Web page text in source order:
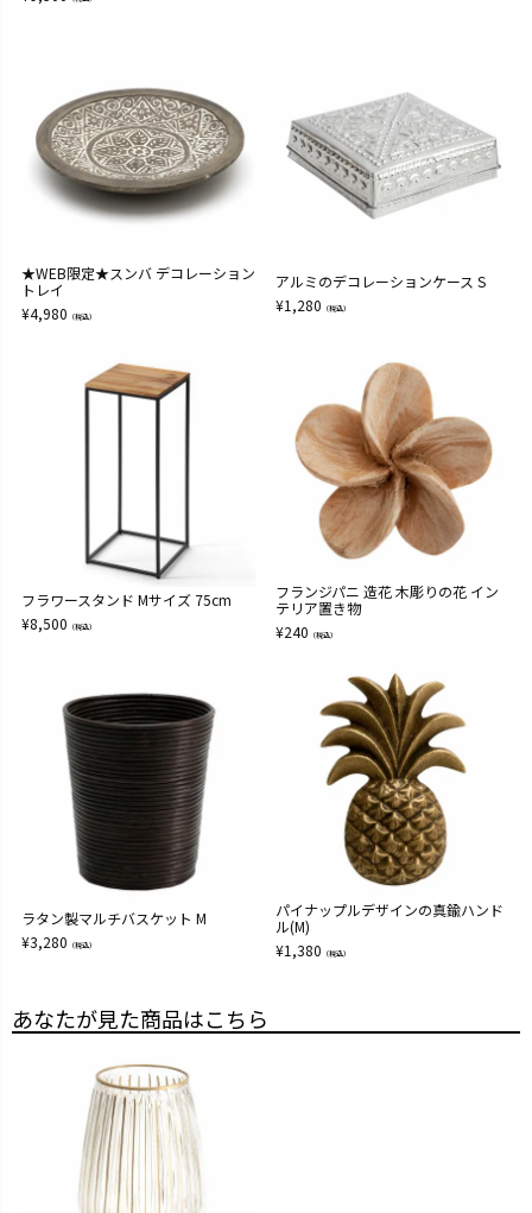
★WEB限定★スンバ デコレーション
トレイ
¥4,980 （税込）
アルミのデコレーションケース S
¥1,280 （税込）
フラワースタンド Mサイズ 75cm
¥8,500 （税込）
フランジパニ 造花 木彫りの花 イン
テリア置き物
¥240 （税込）
ラタン製マルチバスケット M
¥3,280 （税込）
パイナップルデザインの真鍮ハンド
ル(M)
¥1,380 （税込）
あなたが見た商品はこちら